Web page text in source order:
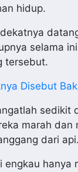
hidup.
selama
tersebut.
Disebut
sedikit
marah
dari
engkau